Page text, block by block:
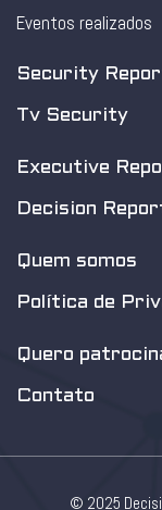
Eventos realizados
Security
Tv Security
Executive
Decision
Quem somos
Política de
Quero
Contato
© 2025